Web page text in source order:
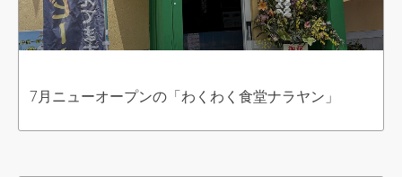
7月ニューオープンの「わくわく食堂ナラヤン」